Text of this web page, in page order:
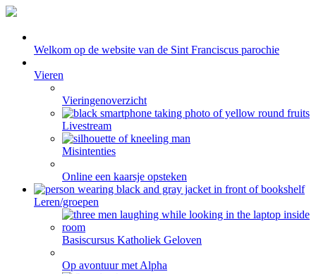
Welkom op de website van de Sint Franciscus parochie
Vieren
Vieringenoverzicht
Livestream
Misintenties
Online een kaarsje opsteken
Leren/groepen
Basiscursus Katholiek Geloven
Op avontuur met Alpha